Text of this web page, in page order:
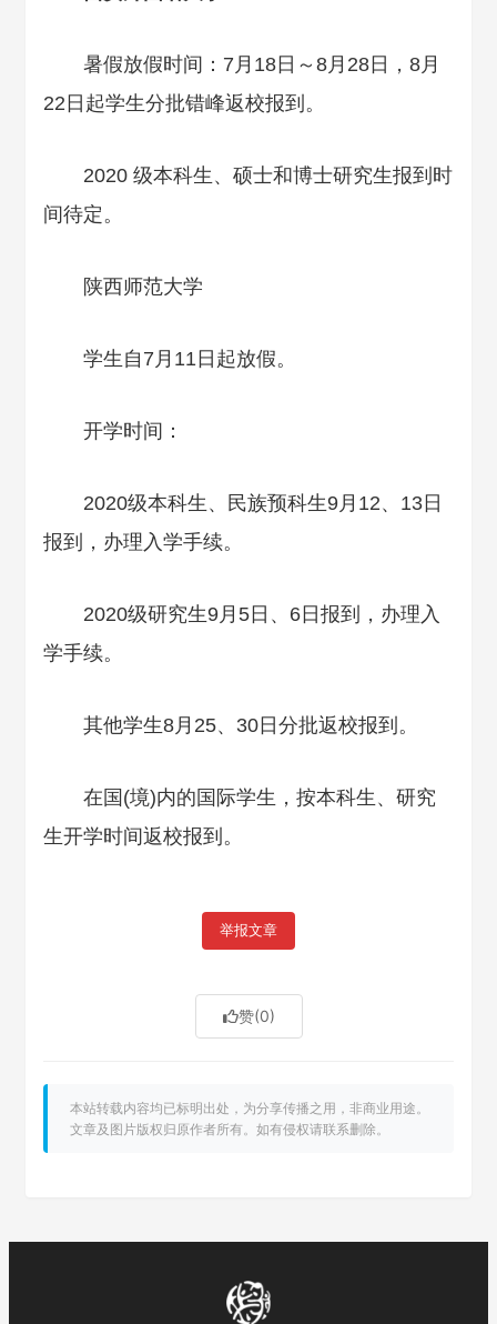
暑假放假时间：7月18日～8月28日，8月
22日起学生分批错峰返校报到。
2020 级本科生、硕士和博士研究生报到时
间待定。
陕西师范大学
学生自7月11日起放假。
开学时间：
2020级本科生、民族预科生9月12、13日
报到，办理入学手续。
2020级研究生9月5日、6日报到，办理入
学手续。
其他学生8月25、30日分批返校报到。
在国(境)内的国际学生，按本科生、研究
生开学时间返校报到。
举报文章
赞(0)
本站转载内容均已标明出处，为分享传播之用，非商业用途。
文章及图片版权归原作者所有。如有侵权请联系删除。